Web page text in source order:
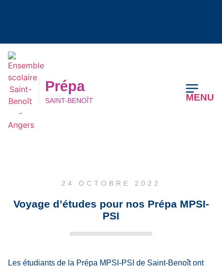
Prépa
Prépa
SAINT-BENOÎT MENU
24 OCTOBRE 2022
Voyage d’études pour nos Prépa MPSI-
PSI
Les étudiants de la Prépa MPSI-PSI de Saint-Benoît ont